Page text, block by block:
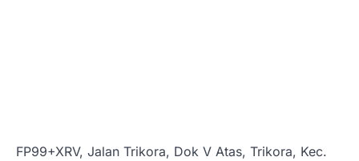
FP99+XRV, Jalan Trikora, Dok V Atas, Trikora, Kec.